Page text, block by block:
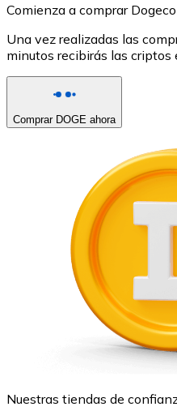
Comienza a comprar
Una vez realizadas las
minutos recibirás las criptos
Comprar DOGE ahora
Nuestras tiendas de